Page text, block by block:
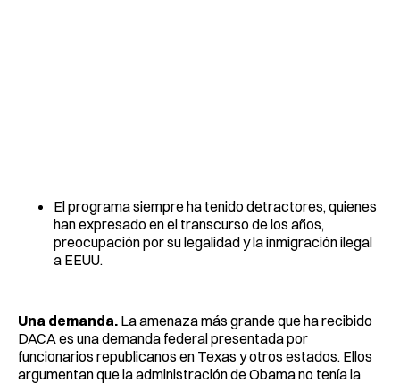
El programa siempre ha tenido detractores, quienes
han expresado en el transcurso de los años,
preocupación por su legalidad y la inmigración ilegal
a EEUU.
Una demanda. La amenaza más grande que ha recibido
DACA es una demanda federal presentada por
funcionarios republicanos en Texas y otros estados. Ellos
argumentan que la administración de Obama no tenía la